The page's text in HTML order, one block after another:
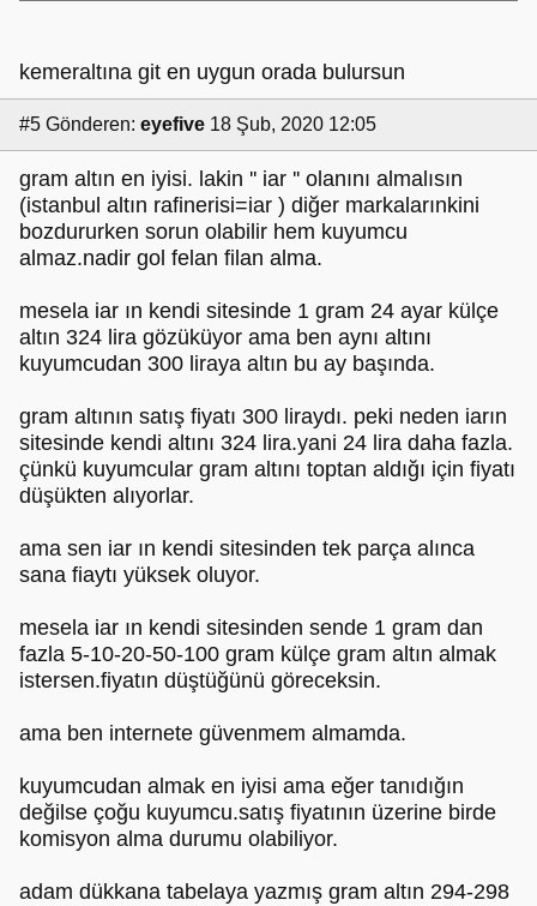
kemeraltına git en uygun orada bulursun
#5 Gönderen: eyefive 18 Şub, 2020 12:05
gram altın en iyisi. lakin '' iar '' olanını almalısın
(istanbul altın rafinerisi=iar ) diğer markalarınkini
bozdururken sorun olabilir hem kuyumcu
almaz.nadir gol felan filan alma.
mesela iar ın kendi sitesinde 1 gram 24 ayar külçe
altın 324 lira gözüküyor ama ben aynı altını
kuyumcudan 300 liraya altın bu ay başında.
gram altının satış fiyatı 300 liraydı. peki neden iarın
sitesinde kendi altını 324 lira.yani 24 lira daha fazla.
çünkü kuyumcular gram altını toptan aldığı için fiyatı
düşükten alıyorlar.
ama sen iar ın kendi sitesinden tek parça alınca
sana fiaytı yüksek oluyor.
mesela iar ın kendi sitesinden sende 1 gram dan
fazla 5-10-20-50-100 gram külçe gram altın almak
istersen.fiyatın düştüğünü göreceksin.
ama ben internete güvenmem almamda.
kuyumcudan almak en iyisi ama eğer tanıdığın
değilse çoğu kuyumcu.satış fiyatının üzerine birde
komisyon alma durumu olabiliyor.
adam dükkana tabelaya yazmış gram altın 294-298